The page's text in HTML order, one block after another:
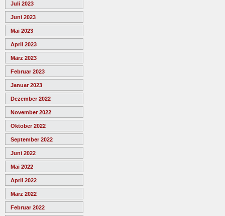
Juli 2023
Juni 2023
Mai 2023
April 2023
März 2023
Februar 2023
Januar 2023
Dezember 2022
November 2022
Oktober 2022
September 2022
Juni 2022
Mai 2022
April 2022
März 2022
Februar 2022